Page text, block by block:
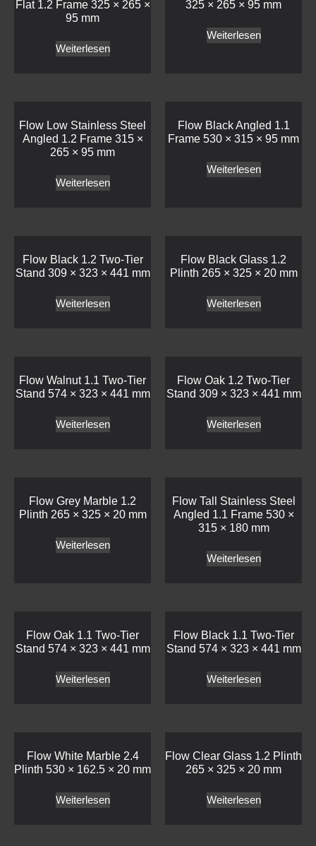
Flat 1.2 Frame 325 × 265 ×
95 mm
Weiterlesen
325 × 265 × 95 mm
Weiterlesen
Flow Low Stainless Steel
Angled 1.2 Frame 315 ×
265 × 95 mm
Weiterlesen
Flow Black Angled 1.1
Frame 530 × 315 × 95 mm
Weiterlesen
Flow Black 1.2 Two-Tier
Stand 309 × 323 × 441 mm
Weiterlesen
Flow Black Glass 1.2
Plinth 265 × 325 × 20 mm
Weiterlesen
Flow Walnut 1.1 Two-Tier
Stand 574 × 323 × 441 mm
Weiterlesen
Flow Oak 1.2 Two-Tier
Stand 309 × 323 × 441 mm
Weiterlesen
Flow Grey Marble 1.2
Plinth 265 × 325 × 20 mm
Weiterlesen
Flow Tall Stainless Steel
Angled 1.1 Frame 530 ×
315 × 180 mm
Weiterlesen
Flow Oak 1.1 Two-Tier
Stand 574 × 323 × 441 mm
Weiterlesen
Flow Black 1.1 Two-Tier
Stand 574 × 323 × 441 mm
Weiterlesen
Flow White Marble 2.4
Plinth 530 × 162.5 × 20 mm
Weiterlesen
Flow Clear Glass 1.2 Plinth
265 × 325 × 20 mm
Weiterlesen